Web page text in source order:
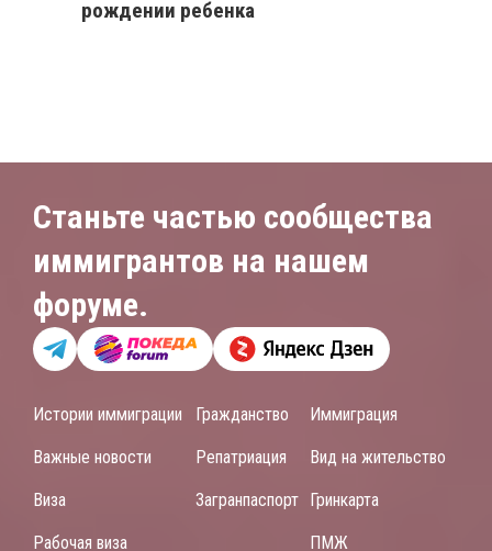
рождении ребенка
Станьте частью сообщества
иммигрантов на нашем
форуме.
Истории иммиграции
Важные новости
Виза
Рабочая виза
Гражданство
Репатриация
Загранпаспорт
Иммиграция
Вид на жительство
Гринкарта
ПМЖ